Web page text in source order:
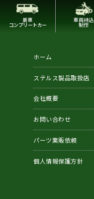
新車
コンプリートカー
車両持込
制作
ホーム
ステルス製品取扱店
会社概要
お問い合わせ
パーツ業販依頼
個人情報保護方針